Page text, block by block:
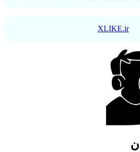
XLIKE.ir